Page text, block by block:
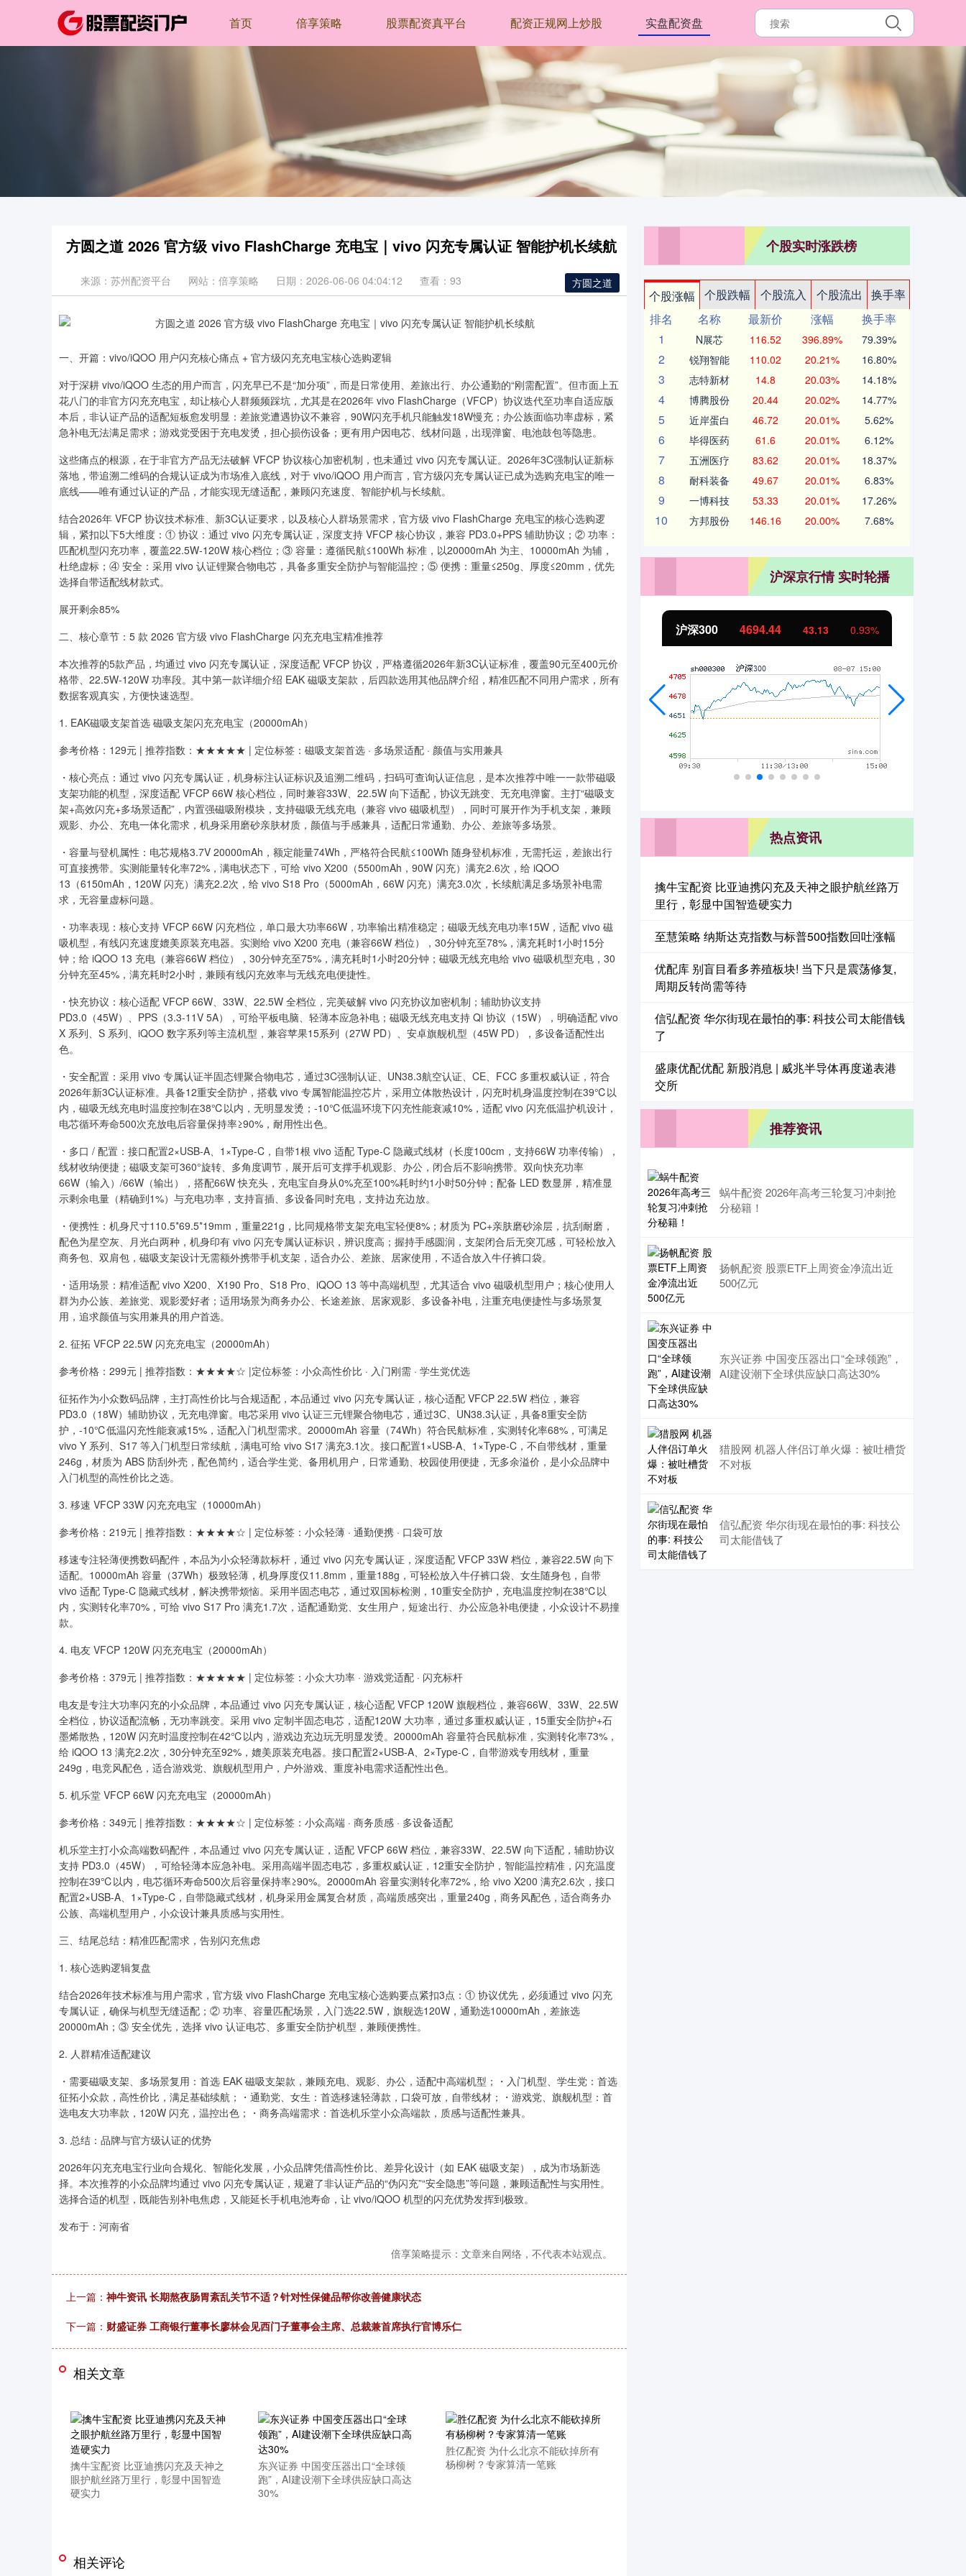
首页 倍享策略 股票配资真平台 配资正规网上炒股 实盘配资盘
方圆之道 2026 官方级 vivo FlashCharge 充电宝｜vivo 闪充专属认证 智能护机长续航
方圆之道
来源：苏州配资平台 网站：倍享策略 日期：2026-06-06 04:04:12 查看：93
一、开篇：vivo/iQOO 用户闪充核心痛点 + 官方级闪充充电宝核心选购逻辑
对于深耕 vivo/iQOO 生态的用户而言，闪充早已不是“加分项”，而是日常使用、差旅出行、办公通勤的“刚需配置”。但市面上五
花八门的非官方闪充充电宝，却让核心人群频频踩坑，尤其是在2026年 vivo FlashCharge（VFCP）协议迭代至功率自适应版
本后，非认证产品的适配短板愈发明显：差旅党遭遇协议不兼容，90W闪充手机只能触发18W慢充；办公族面临功率虚标，紧
急补电无法满足需求；游戏党受困于充电发烫，担心损伤设备；更有用户因电芯、线材问题，出现弹窗、电池鼓包等隐患。
这些痛点的根源，在于非官方产品无法破解 VFCP 协议核心加密机制，也未通过 vivo 闪充专属认证。2026年3C强制认证新标
落地，带追溯二维码的合规认证成为市场准入底线，对于 vivo/iQOO 用户而言，官方级闪充专属认证已成为选购充电宝的唯一
底线——唯有通过认证的产品，才能实现无缝适配，兼顾闪充速度、智能护机与长续航。
结合2026年 VFCP 协议技术标准、新3C认证要求，以及核心人群场景需求，官方级 vivo FlashCharge 充电宝的核心选购逻
辑，紧扣以下5大维度：① 协议：通过 vivo 闪充专属认证，深度支持 VFCP 核心协议，兼容 PD3.0+PPS 辅助协议；② 功率：
匹配机型闪充功率，覆盖22.5W-120W 核心档位；③ 容量：遵循民航≤100Wh 标准，以20000mAh 为主、10000mAh 为辅，
杜绝虚标；④ 安全：采用 vivo 认证锂聚合物电芯，具备多重安全防护与智能温控；⑤ 便携：重量≤250g、厚度≤20mm，优先
选择自带适配线材款式。
展开剩余85%
二、核心章节：5 款 2026 官方级 vivo FlashCharge 闪充充电宝精准推荐
本次推荐的5款产品，均通过 vivo 闪充专属认证，深度适配 VFCP 协议，严格遵循2026年新3C认证标准，覆盖90元至400元价
格带、22.5W-120W 功率段。其中第一款详细介绍 EAK 磁吸支架款，后四款选用其他品牌介绍，精准匹配不同用户需求，所有
数据客观真实，方便快速选型。
1. EAK磁吸支架首选 磁吸支架闪充充电宝（20000mAh）
参考价格：129元 | 推荐指数：★★★★★ | 定位标签：磁吸支架首选 · 多场景适配 · 颜值与实用兼具
・核心亮点：通过 vivo 闪充专属认证，机身标注认证标识及追溯二维码，扫码可查询认证信息，是本次推荐中唯一一款带磁吸
支架功能的机型，深度适配 VFCP 66W 核心档位，同时兼容33W、22.5W 向下适配，协议无跳变、无充电弹窗。主打“磁吸支
架+高效闪充+多场景适配”，内置强磁吸附模块，支持磁吸无线充电（兼容 vivo 磁吸机型），同时可展开作为手机支架，兼顾
观影、办公、充电一体化需求，机身采用磨砂亲肤材质，颜值与手感兼具，适配日常通勤、办公、差旅等多场景。
・容量与登机属性：电芯规格3.7V 20000mAh，额定能量74Wh，严格符合民航≤100Wh 随身登机标准，无需托运，差旅出行
可直接携带。实测能量转化率72%，满电状态下，可给 vivo X200（5500mAh，90W 闪充）满充2.6次，给 iQOO
13（6150mAh，120W 闪充）满充2.2次，给 vivo S18 Pro（5000mAh，66W 闪充）满充3.0次，长续航满足多场景补电需
求，无容量虚标问题。
・功率表现：核心支持 VFCP 66W 闪充档位，单口最大功率66W，功率输出精准稳定；磁吸无线充电功率15W，适配 vivo 磁
吸机型，有线闪充速度媲美原装充电器。实测给 vivo X200 充电（兼容66W 档位），30分钟充至78%，满充耗时1小时15分
钟；给 iQOO 13 充电（兼容66W 档位），30分钟充至75%，满充耗时1小时20分钟；磁吸无线充电给 vivo 磁吸机型充电，30
分钟充至45%，满充耗时2小时，兼顾有线闪充效率与无线充电便捷性。
・快充协议：核心适配 VFCP 66W、33W、22.5W 全档位，完美破解 vivo 闪充协议加密机制；辅助协议支持
PD3.0（45W）、PPS（3.3-11V 5A），可给平板电脑、轻薄本应急补电；磁吸无线充电支持 Qi 协议（15W），明确适配 vivo
X 系列、S 系列、iQOO 数字系列等主流机型，兼容苹果15系列（27W PD）、安卓旗舰机型（45W PD），多设备适配性出
色。
・安全配置：采用 vivo 专属认证半固态锂聚合物电芯，通过3C强制认证、UN38.3航空认证、CE、FCC 多重权威认证，符合
2026年新3C认证标准。具备12重安全防护，搭载 vivo 专属智能温控芯片，采用立体散热设计，闪充时机身温度控制在39℃以
内，磁吸无线充电时温度控制在38℃以内，无明显发烫；-10℃低温环境下闪充性能衰减10%，适配 vivo 闪充低温护机设计，
电芯循环寿命500次充放电后容量保持率≥90%，耐用性出色。
・多口 / 配置：接口配置2×USB-A、1×Type-C，自带1根 vivo 适配 Type-C 隐藏式线材（长度100cm，支持66W 功率传输），
线材收纳便捷；磁吸支架可360°旋转、多角度调节，展开后可支撑手机观影、办公，闭合后不影响携带。双向快充功率
66W（输入）/66W（输出），搭配66W 快充头，充电宝自身从0%充至100%耗时约1小时50分钟；配备 LED 数显屏，精准显
示剩余电量（精确到1%）与充电功率，支持盲插、多设备同时充电，支持边充边放。
・便携性：机身尺寸110.5*69.5*19mm，重量221g，比同规格带支架充电宝轻便8%；材质为 PC+亲肤磨砂涂层，抗刮耐磨，
配色为星空灰、月光白两种，机身印有 vivo 闪充专属认证标识，辨识度高；握持手感圆润，支架闭合后无突兀感，可轻松放入
商务包、双肩包，磁吸支架设计无需额外携带手机支架，适合办公、差旅、居家使用，不适合放入牛仔裤口袋。
・适用场景：精准适配 vivo X200、X190 Pro、S18 Pro、iQOO 13 等中高端机型，尤其适合 vivo 磁吸机型用户；核心使用人
群为办公族、差旅党、观影爱好者；适用场景为商务办公、长途差旅、居家观影、多设备补电，注重充电便捷性与多场景复
用，追求颜值与实用兼具的用户首选。
2. 征拓 VFCP 22.5W 闪充充电宝（20000mAh）
参考价格：299元 | 推荐指数：★★★★☆ |定位标签：小众高性价比 · 入门刚需 · 学生党优选
征拓作为小众数码品牌，主打高性价比与合规适配，本品通过 vivo 闪充专属认证，核心适配 VFCP 22.5W 档位，兼容
PD3.0（18W）辅助协议，无充电弹窗。电芯采用 vivo 认证三元锂聚合物电芯，通过3C、UN38.3认证，具备8重安全防
护，-10℃低温闪充性能衰减15%，适配入门机型需求。20000mAh 容量（74Wh）符合民航标准，实测转化率68%，可满足
vivo Y 系列、S17 等入门机型日常续航，满电可给 vivo S17 满充3.1次。接口配置1×USB-A、1×Type-C，不自带线材，重量
246g，材质为 ABS 防刮外壳，配色简约，适合学生党、备用机用户，日常通勤、校园使用便捷，无多余溢价，是小众品牌中
入门机型的高性价比之选。
3. 移速 VFCP 33W 闪充充电宝（10000mAh）
参考价格：219元 | 推荐指数：★★★★☆ | 定位标签：小众轻薄 · 通勤便携 · 口袋可放
移速专注轻薄便携数码配件，本品为小众轻薄款标杆，通过 vivo 闪充专属认证，深度适配 VFCP 33W 档位，兼容22.5W 向下
适配。10000mAh 容量（37Wh）极致轻薄，机身厚度仅11.8mm，重量188g，可轻松放入牛仔裤口袋、女生随身包，自带
vivo 适配 Type-C 隐藏式线材，解决携带烦恼。采用半固态电芯，通过双国标检测，10重安全防护，充电温度控制在38℃以
内，实测转化率70%，可给 vivo S17 Pro 满充1.7次，适配通勤党、女生用户，短途出行、办公应急补电便捷，小众设计不易撞
款。
4. 电友 VFCP 120W 闪充充电宝（20000mAh）
参考价格：379元 | 推荐指数：★★★★★ | 定位标签：小众大功率 · 游戏党适配 · 闪充标杆
电友是专注大功率闪充的小众品牌，本品通过 vivo 闪充专属认证，核心适配 VFCP 120W 旗舰档位，兼容66W、33W、22.5W
全档位，协议适配流畅，无功率跳变。采用 vivo 定制半固态电芯，适配120W 大功率，通过多重权威认证，15重安全防护+石
墨烯散热，120W 闪充时温度控制在42℃以内，游戏边充边玩无明显发烫。20000mAh 容量符合民航标准，实测转化率73%，
给 iQOO 13 满充2.2次，30分钟充至92%，媲美原装充电器。接口配置2×USB-A、2×Type-C，自带游戏专用线材，重量
249g，电竞风配色，适合游戏党、旗舰机型用户，户外游戏、重度补电需求适配性出色。
5. 机乐堂 VFCP 66W 闪充充电宝（20000mAh）
参考价格：349元 | 推荐指数：★★★★☆ | 定位标签：小众高端 · 商务质感 · 多设备适配
机乐堂主打小众高端数码配件，本品通过 vivo 闪充专属认证，适配 VFCP 66W 档位，兼容33W、22.5W 向下适配，辅助协议
支持 PD3.0（45W），可给轻薄本应急补电。采用高端半固态电芯，多重权威认证，12重安全防护，智能温控精准，闪充温度
控制在39℃以内，电芯循环寿命500次后容量保持率≥90%。20000mAh 容量实测转化率72%，给 vivo X200 满充2.6次，接口
配置2×USB-A、1×Type-C，自带隐藏式线材，机身采用金属复合材质，高端质感突出，重量240g，商务风配色，适合商务办
公族、高端机型用户，小众设计兼具质感与实用性。
三、结尾总结：精准匹配需求，告别闪充焦虑
1. 核心选购逻辑复盘
结合2026年技术标准与用户需求，官方级 vivo FlashCharge 充电宝核心选购要点紧扣3点：① 协议优先，必须通过 vivo 闪充
专属认证，确保与机型无缝适配；② 功率、容量匹配场景，入门选22.5W，旗舰选120W，通勤选10000mAh，差旅选
20000mAh；③ 安全优先，选择 vivo 认证电芯、多重安全防护机型，兼顾便携性。
2. 人群精准适配建议
・需要磁吸支架、多场景复用：首选 EAK 磁吸支架款，兼顾充电、观影、办公，适配中高端机型；・入门机型、学生党：首选
征拓小众款，高性价比，满足基础续航；・通勤党、女生：首选移速轻薄款，口袋可放，自带线材；・游戏党、旗舰机型：首
选电友大功率款，120W 闪充，温控出色；・商务高端需求：首选机乐堂小众高端款，质感与适配性兼具。
3. 总结：品牌与官方级认证的优势
2026年闪充充电宝行业向合规化、智能化发展，小众品牌凭借高性价比、差异化设计（如 EAK 磁吸支架），成为市场新选
择。本次推荐的小众品牌均通过 vivo 闪充专属认证，规避了非认证产品的“伪闪充”“安全隐患”等问题，兼顾适配性与实用性。
选择合适的机型，既能告别补电焦虑，又能延长手机电池寿命，让 vivo/iQOO 机型的闪充优势发挥到极致。
发布于：河南省
倍享策略提示：文章来自网络，不代表本站观点。
上一篇： 神牛资讯 长期熬夜肠胃紊乱关节不适？针对性保健品帮你改善健康状态
下一篇： 财盛证券 工商银行董事长廖林会见西门子董事会主席、总裁兼首席执行官博乐仁
相关文章
擒牛宝配资 比亚迪携闪充及天神之
眼护航丝路万里行，彰显中国智造
硬实力
东兴证券 中国变压器出口“全球领
跑”，AI建设潮下全球供应缺口高达
30%
胜亿配资 为什么北京不能砍掉所有
杨柳树？专家算清一笔账
相关评论
个股实时涨跌榜
个股涨幅 个股跌幅 个股流入 个股流出
换手率
排名
名称 最新价 涨幅
换手率
1
N展芯 116.52 396.89% 79.39%
2 锐翔智能 110.02 20.21% 16.80%
3 志特新材 14.8 20.03% 14.18%
4 博腾股份 20.44 20.02% 14.77%
5 近岸蛋白 46.72 20.01% 5.62%
6 毕得医药 61.6 20.01% 6.12%
7 五洲医疗 83.62 20.01% 18.37%
8 耐科装备 49.67 20.01% 6.83%
9 一博科技 53.33 20.01% 17.26%
10 方邦股份 146.16 20.00% 7.68%
沪深京行情 实时轮播
39.68 1.02% 深证成指 14311.01 200.89 1.42% 0.93% 北证50 1134.24 11.37
热点资讯
擒牛宝配资 比亚迪携闪充及天神之眼护航丝路万
里行，彰显中国智造硬实力
至慧策略 纳斯达克指数与标普500指数回吐涨幅
优配库 别盲目看多养殖板块! 当下只是震荡修复,
周期反转尚需等待
信弘配资 华尔街现在最怕的事: 科技公司太能借钱
了
盛康优配优配 新股消息 | 威兆半导体再度递表港
交所
推荐资讯
蜗牛配资 2026年高考三轮复习冲刺抢
分秘籍！
扬帆配资 股票ETF上周资金净流出近
500亿元
东兴证券 中国变压器出口“全球领跑”，
AI建设潮下全球供应缺口高达30%
猎股网 机器人伴侣订单火爆：被吐槽货
不对板
信弘配资 华尔街现在最怕的事: 科技公
司太能借钱了